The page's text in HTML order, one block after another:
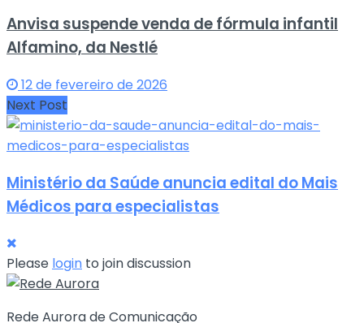
Anvisa suspende venda de fórmula infantil
Alfamino, da Nestlé
12 de fevereiro de 2026
Next Post
Ministério da Saúde anuncia edital do Mais
Médicos para especialistas
Please login to join discussion
Rede Aurora de Comunicação